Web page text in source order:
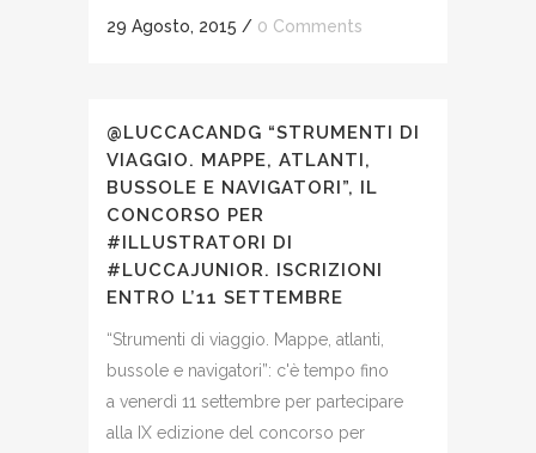
29 Agosto, 2015 / 0 Comments
@LUCCACANDG “STRUMENTI DI
VIAGGIO. MAPPE, ATLANTI,
BUSSOLE E NAVIGATORI”, IL
CONCORSO PER
#ILLUSTRATORI DI
#LUCCAJUNIOR. ISCRIZIONI
ENTRO L’11 SETTEMBRE
“Strumenti di viaggio. Mappe, atlanti,
bussole e navigatori”: c'è tempo fino
a venerdì 11 settembre per partecipare
alla IX edizione del concorso per